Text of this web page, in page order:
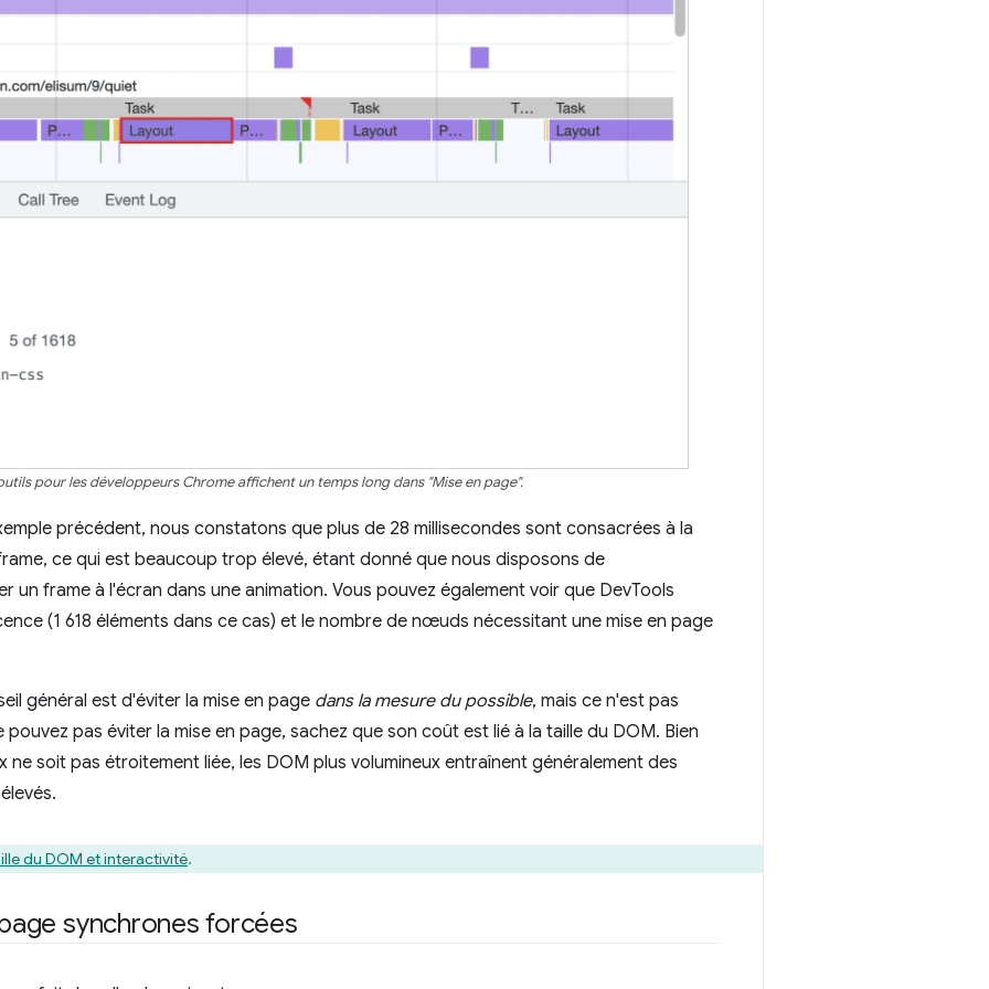
pour les développeurs Chrome affichent un temps long dans "Mise en page".
précédent, nous constatons que plus de 28 millisecondes sont consacrées à la
ce qui est beaucoup trop élevé, étant donné que nous disposons de
un frame à l'écran dans une animation. Vous pouvez également voir que DevTools
(1 618 éléments dans ce cas) et le nombre de nœuds nécessitant une mise en page
général est d'éviter la mise en page dans la mesure du possible, mais ce n'est pas
pas éviter la mise en page, sachez que son coût est lié à la taille du DOM. Bien
ne soit pas étroitement liée, les DOM plus volumineux entraînent généralement des
du DOM et interactivité.
synchrones forcées